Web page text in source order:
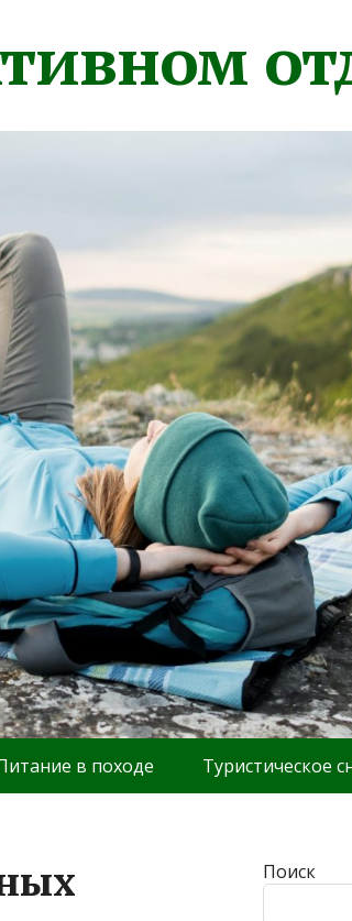
в походе Туристическое
Поиск